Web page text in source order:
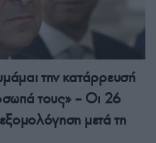
την κατάρρευσή
τους» – Οι 26
εξομολόγηση μετά τη